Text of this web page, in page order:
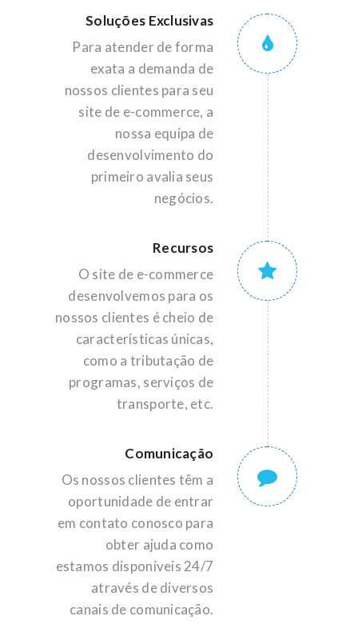
Soluções Exclusivas
Para atender de forma
exata a demanda de
nossos clientes para seu
site de e-commerce, a
nossa equipa de
desenvolvimento do
primeiro avalia seus
negócios.
Recursos
O site de e-commerce
desenvolvemos para os
nossos clientes é cheio de
características únicas,
como a tributação de
programas, serviços de
transporte, etc.
Comunicação
Os nossos clientes têm a
oportunidade de entrar
em contato conosco para
obter ajuda como
estamos disponíveis 24/7
através de diversos
canais de comunicação.